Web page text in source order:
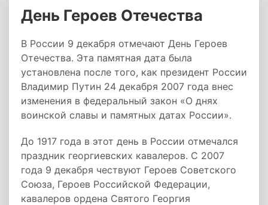
День Героев Отечества
В России 9 декабря отмечают День Героев
Отечества. Эта памятная дата была
установлена после того, как президент России
Владимир Путин 24 декабря 2007 года внес
изменения в федеральный закон «О днях
воинской славы и памятных датах России».
До 1917 года в этот день в России отмечался
праздник георгиевских кавалеров. С 2007
года 9 декабря чествуют Героев Советского
Союза, Героев Российской Федерации,
кавалеров ордена Святого Георгия